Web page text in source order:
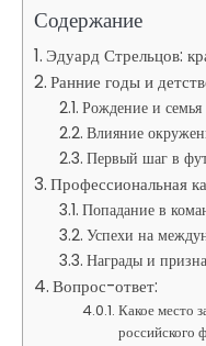
Содержание
Эдуард Стрельцов:
Ранние годы и
Рождение и семья
Влияние
Первый шаг в
Профессиональная
Попадание в
Успехи на
Награды и
Вопрос-ответ:
Какое место
российского